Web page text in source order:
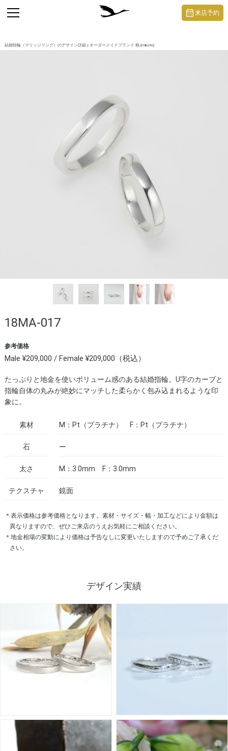
結婚指輪（マリッジリング）のデザイン詳細 | オーダーメイドブランド 鶴 (mikoto)
toggle
navigation
来店予約
18MA-017
参考価格
Male ¥209,000 / Female ¥209,000（税込）
たっぷりと地金を使いボリューム感のある結婚指輪。U字のカーブと
指輪自体の丸みが絶妙にマッチした柔らかく包み込まれるような印
象に。
素材 M：Pt（プラチナ） F：Pt（プラチナ）
石 ー
太さ M：3.0mm F：3.0mm
テクスチャ 鏡面
＊表示価格は参考価格となります。素材・サイズ・幅・加工などにより金額は
異なりますので、ぜひご来店のうえお気軽にご相談ください。
＊地金相場の変動により価格は予告なしに変更いたしますので予めご了承くだ
さい。
デザイン実績